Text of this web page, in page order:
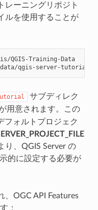
レーニングリポジト
ルを使用することが
QGIS-Training-Data
サブディレク
用意されます。この
フォルトプロジェク
り、QGIS Server の
的に設定する必要が
、OGC API Features
：